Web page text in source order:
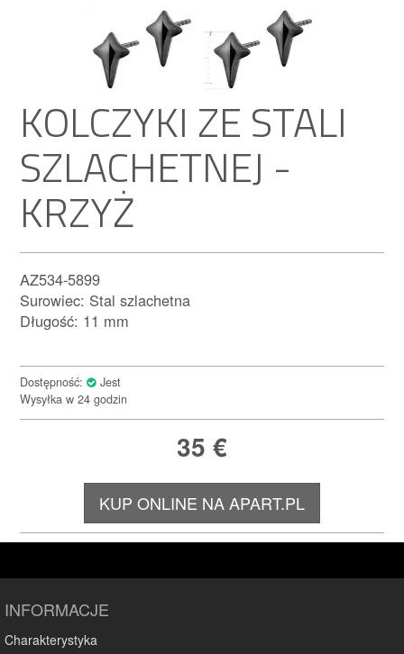
KOLCZYKI ZE STALI
SZLACHETNEJ -
KRZYŻ
AZ534-5899
Surowiec: Stal szlachetna
Długość: 11 mm
Dostępność:
Jest
Wysyłka w 24 godzin
35 €
KUP ONLINE NA APART.PL
INFORMACJE
Charakterystyka